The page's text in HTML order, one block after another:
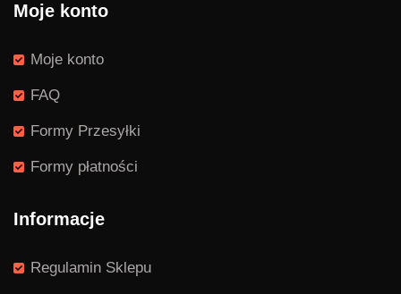
Moje konto
Moje konto
FAQ
Formy Przesyłki
Formy płatności
Informacje
Regulamin Sklepu